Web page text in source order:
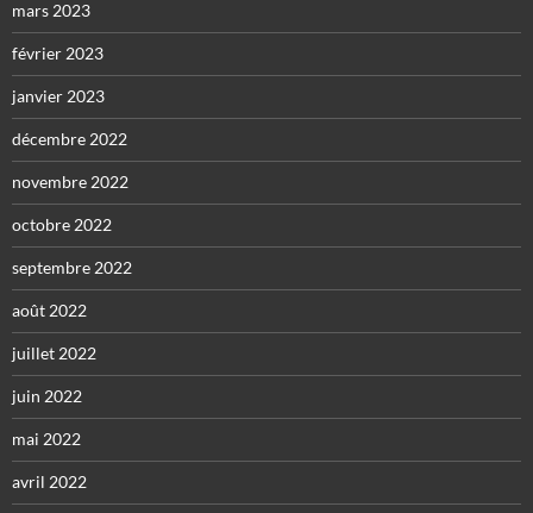
mars 2023
février 2023
janvier 2023
décembre 2022
novembre 2022
octobre 2022
septembre 2022
août 2022
juillet 2022
juin 2022
mai 2022
avril 2022